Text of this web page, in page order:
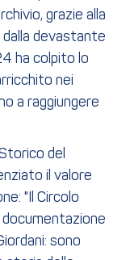
grazie alla
devastante
ha colpito lo
nei
a raggiungere
del
il valore
"Il Circolo
sono